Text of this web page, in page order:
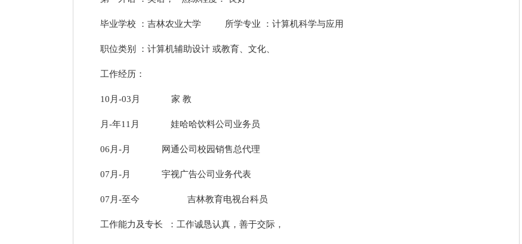
毕业学校 ：吉林农业大学 所学专业 ：计算机科学与应用
职位类别 ：计算机辅助设计 或教育、文化、
工作经历：
10月-03月 家 教
月-年11月 娃哈哈饮料公司业务员
06月-月 网通公司校园销售总代理
07月-月 宇视广告公司业务代表
07月-至今 吉林教育电视台科员
工作能力及专长 ：工作诚恳认真，善于交际，